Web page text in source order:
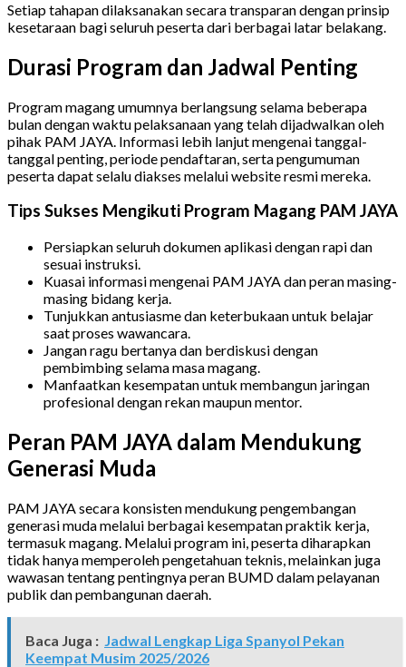
Setiap tahapan dilaksanakan secara transparan dengan prinsip
kesetaraan bagi seluruh peserta dari berbagai latar belakang.
Durasi Program dan Jadwal Penting
Program magang umumnya berlangsung selama beberapa
bulan dengan waktu pelaksanaan yang telah dijadwalkan oleh
pihak PAM JAYA. Informasi lebih lanjut mengenai tanggal-
tanggal penting, periode pendaftaran, serta pengumuman
peserta dapat selalu diakses melalui website resmi mereka.
Tips Sukses Mengikuti Program Magang PAM JAYA
Persiapkan seluruh dokumen aplikasi dengan rapi dan
sesuai instruksi.
Kuasai informasi mengenai PAM JAYA dan peran masing-
masing bidang kerja.
Tunjukkan antusiasme dan keterbukaan untuk belajar
saat proses wawancara.
Jangan ragu bertanya dan berdiskusi dengan
pembimbing selama masa magang.
Manfaatkan kesempatan untuk membangun jaringan
profesional dengan rekan maupun mentor.
Peran PAM JAYA dalam Mendukung
Generasi Muda
PAM JAYA secara konsisten mendukung pengembangan
generasi muda melalui berbagai kesempatan praktik kerja,
termasuk magang. Melalui program ini, peserta diharapkan
tidak hanya memperoleh pengetahuan teknis, melainkan juga
wawasan tentang pentingnya peran BUMD dalam pelayanan
publik dan pembangunan daerah.
Baca Juga : Jadwal Lengkap Liga Spanyol Pekan
Keempat Musim 2025/2026